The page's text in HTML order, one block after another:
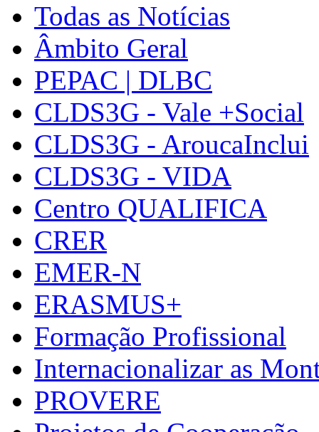
Todas as Notícias
Âmbito Geral
PEPAC | DLBC
CLDS3G - Vale +Social
CLDS3G - AroucaInclui
CLDS3G - VIDA
Centro QUALIFICA
CRER
EMER-N
ERASMUS+
Formação Profissional
Internacionalizar as
PROVERE